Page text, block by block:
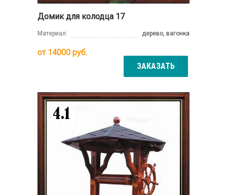
Домик для колодца 17
Материал: дерево, вагонка
от 14000 руб.
ЗАКАЗАТЬ